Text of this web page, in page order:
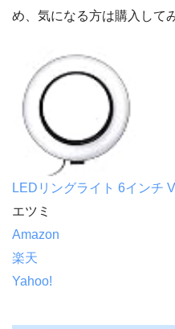
め、気になる方は購入して
LEDリングライト 6インチ
エツミ
Amazon
楽天
Yahoo!